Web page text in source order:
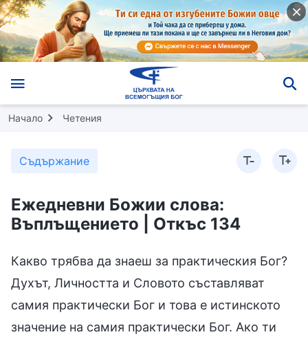
Начало Четения
Съдържание
Ежедневни Божии слова:
Въплъщението | Откъс 134
Какво трябва да знаеш за практическия Бог?
Духът, Личността и Словото съставляват
самия практически Бог и това е истинското
значение на самия практически Бог. Ако ти